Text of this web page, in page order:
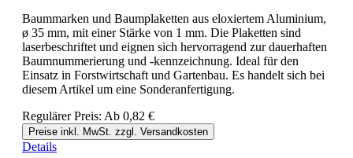
Baummarken und Baumplaketten aus eloxiertem Aluminium,
ø 35 mm, mit einer Stärke von 1 mm. Die Plaketten sind
laserbeschriftet und eignen sich hervorragend zur dauerhaften
Baumnummerierung und -kennzeichnung. Ideal für den
Einsatz in Forstwirtschaft und Gartenbau. Es handelt sich bei
diesem Artikel um eine Sonderanfertigung.
Regulärer Preis: Ab 0,82 €
Preise inkl. MwSt. zzgl. Versandkosten
Details